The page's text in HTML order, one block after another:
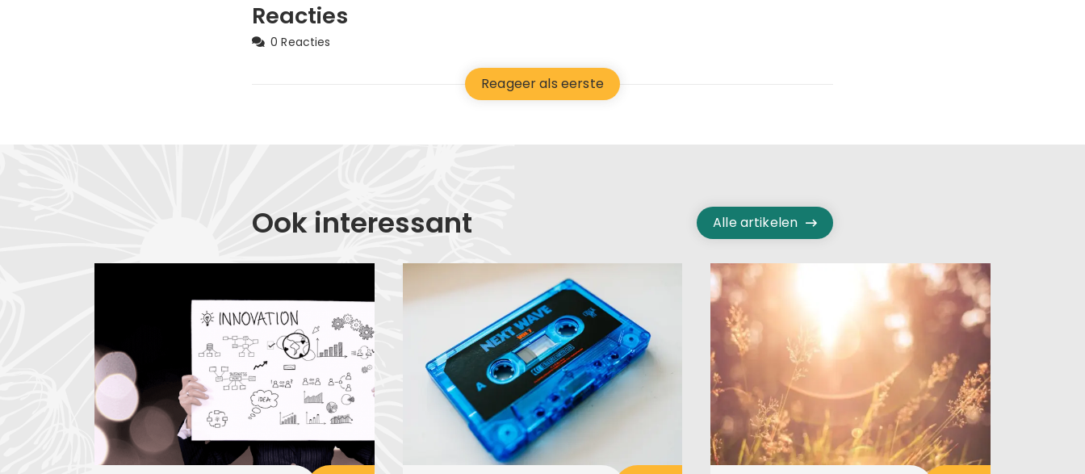
Reacties
0 Reacties
Reageer als eerste
Ook interessant Alle artikelen